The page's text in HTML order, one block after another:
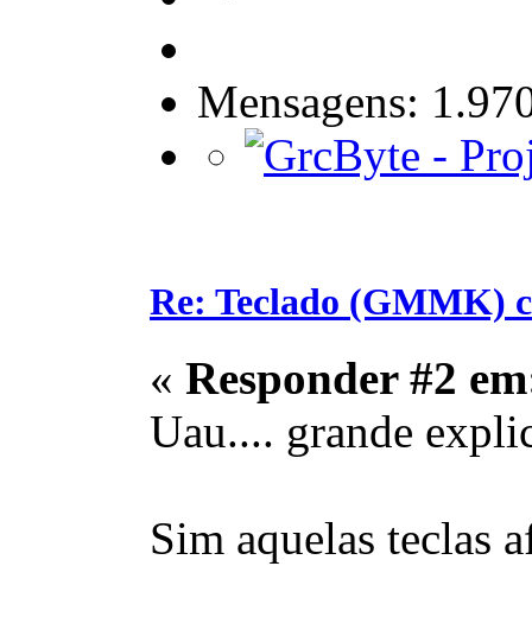
Mensagens:
Re: Teclado (GMMK)
« Responder #2
Uau.... grande
Sim aquelas teclas